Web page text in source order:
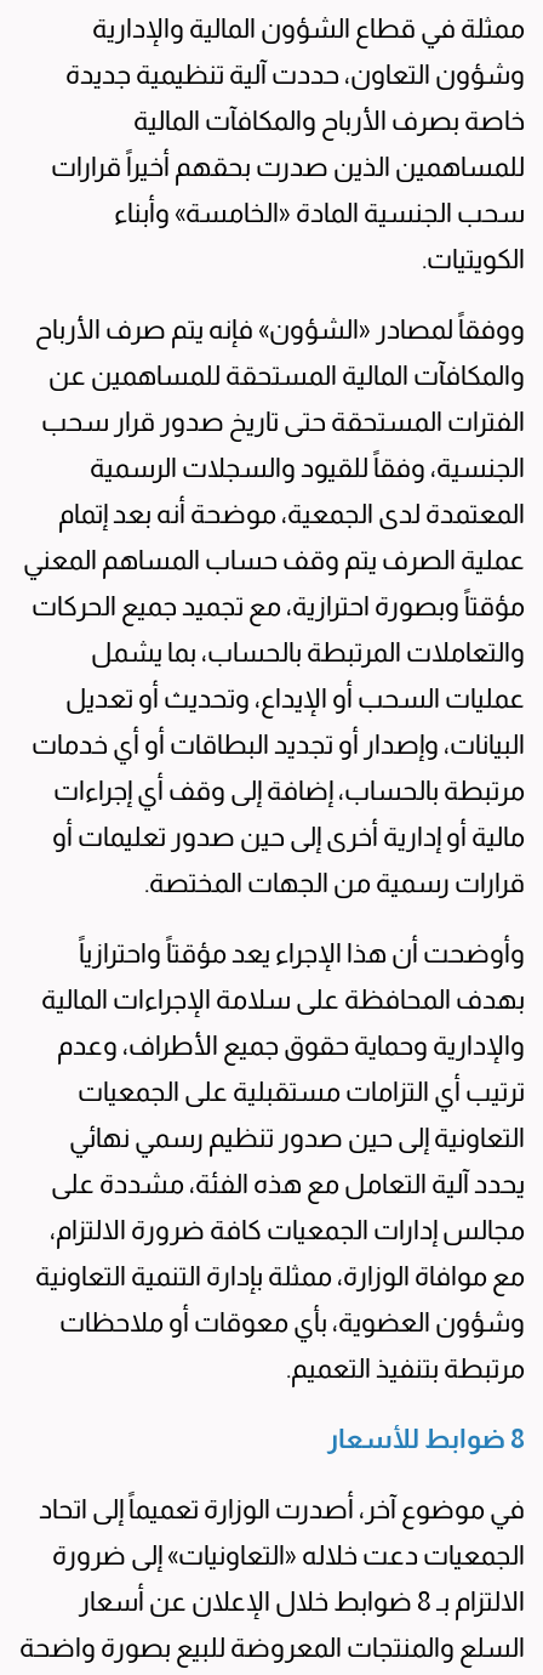
ممثلة في قطاع الشؤون المالية والإدارية
وشؤون التعاون، حددت آلية تنظيمية جديدة
خاصة بصرف الأرباح والمكافآت المالية
للمساهمين الذين صدرت بحقهم أخيراً قرارات
سحب الجنسية المادة «الخامسة» وأبناء
الكويتيات.
ووفقاً لمصادر «الشؤون» فإنه يتم صرف الأرباح
والمكافآت المالية المستحقة للمساهمين عن
الفترات المستحقة حتى تاريخ صدور قرار سحب
الجنسية، وفقاً للقيود والسجلات الرسمية
المعتمدة لدى الجمعية، موضحة أنه بعد إتمام
عملية الصرف يتم وقف حساب المساهم المعني
مؤقتاً وبصورة احترازية، مع تجميد جميع الحركات
والتعاملات المرتبطة بالحساب، بما يشمل
عمليات السحب أو الإيداع، وتحديث أو تعديل
البيانات، وإصدار أو تجديد البطاقات أو أي خدمات
مرتبطة بالحساب، إضافة إلى وقف أي إجراءات
مالية أو إدارية أخرى إلى حين صدور تعليمات أو
قرارات رسمية من الجهات المختصة.
وأوضحت أن هذا الإجراء يعد مؤقتاً واحترازياً
بهدف المحافظة على سلامة الإجراءات المالية
والإدارية وحماية حقوق جميع الأطراف، وعدم
ترتيب أي التزامات مستقبلية على الجمعيات
التعاونية إلى حين صدور تنظيم رسمي نهائي
يحدد آلية التعامل مع هذه الفئة، مشددة على
مجالس إدارات الجمعيات كافة ضرورة الالتزام،
مع موافاة الوزارة، ممثلة بإدارة التنمية التعاونية
وشؤون العضوية، بأي معوقات أو ملاحظات
مرتبطة بتنفيذ التعميم.
8 ضوابط للأسعار
في موضوع آخر، أصدرت الوزارة تعميماً إلى اتحاد
الجمعيات دعت خلاله «التعاونيات» إلى ضرورة
الالتزام بـ 8 ضوابط خلال الإعلان عن أسعار
السلع والمنتجات المعروضة للبيع بصورة واضحة